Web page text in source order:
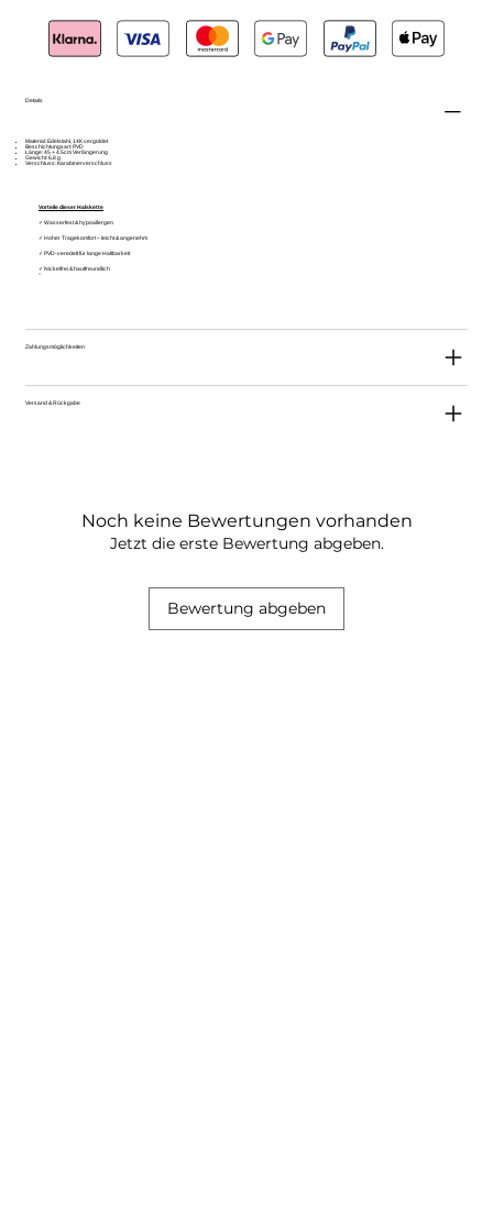
Details
Material: Edelstahl, 14K vergoldet
Beschichtungsart: PVD
Länge: 45 + 4.5cm Verlängerung
Gewicht: 6,8 g
Verschluss: Karabinerverschluss
Vorteile dieser Halskette
✓ Wasserfest & hypoallergen
✓ Hoher Tragekomfort – leicht & angenehm
✓ PVD-veredelt für lange Haltbarkeit
✓ Nickelfrei & hautfreundlich
Zahlungsmöglichkeiten
Versand & Rückgabe
Noch keine Bewertungen vorhanden
Jetzt die erste Bewertung abgeben.
Bewertung abgeben